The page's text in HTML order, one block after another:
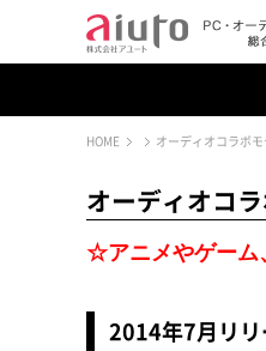
HOME オーディオコラボモ
オーディオコ
☆アニメやゲーム
2014年7月リリ